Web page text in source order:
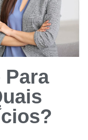
Para